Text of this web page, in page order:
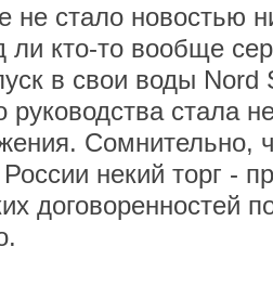
не стало новостью
ли кто-то вообще
в свои воды Nord
стала
Сомнительно,
некий торг -
договоренностей